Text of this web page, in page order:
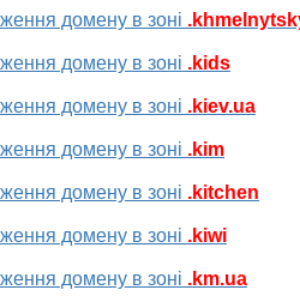
домену в зоні
домену в зоні .kids
домену в зоні .kiev.ua
домену в зоні .kim
домену в зоні .kitchen
домену в зоні .kiwi
домену в зоні .km.ua